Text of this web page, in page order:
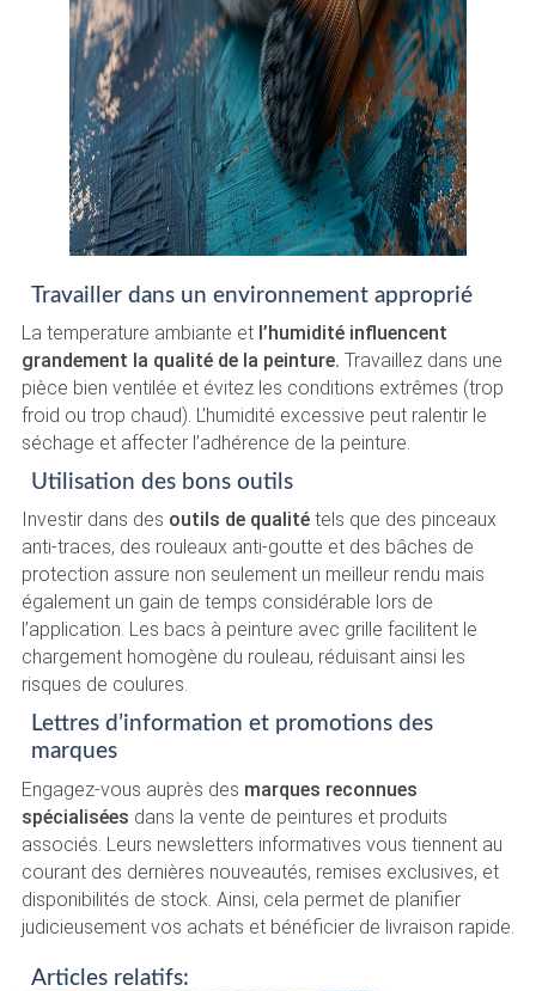
Travailler dans un environnement approprié
La temperature ambiante et l’humidité influencent
grandement la qualité de la peinture. Travaillez dans une
pièce bien ventilée et évitez les conditions extrêmes (trop
froid ou trop chaud). L’humidité excessive peut ralentir le
séchage et affecter l’adhérence de la peinture.
Utilisation des bons outils
Investir dans des outils de qualitétels que des pinceaux
anti-traces, des rouleaux anti-goutte et des bâches de
protection assure non seulement un meilleur rendu mais
également un gain de temps considérable lors de
l’application. Les bacs à peinture avec grille facilitent le
chargement homogène du rouleau, réduisant ainsi les
risques de coulures.
Lettres d’information et promotions des
marques
Engagez-vous auprès des marques reconnues
spécialisées dans la vente de peintures et produits
associés. Leurs newsletters informatives vous tiennent au
courant des dernières nouveautés, remises exclusives, et
disponibilités de stock. Ainsi, cela permet de planifier
judicieusement vos achats et bénéficier de livraison rapide.
Articles relatifs: